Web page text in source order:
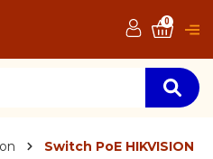
0
Switch PoE HIKVISION